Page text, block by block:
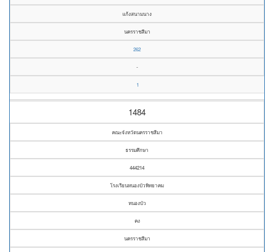
แก้งสนามนาง
นครราชสีมา
262
-
1
1484
คณะจังหวัดนครราชสีมา
ธรรมศึกษา
444214
โรงเรียนหนองบัวพิทยาคม
หนองบัว
คง
นครราชสีมา